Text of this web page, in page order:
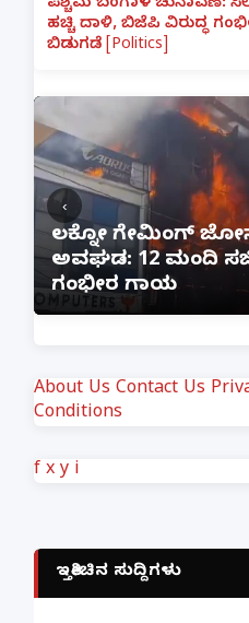
ಪಶ್ಚಿಮ ಬಂಗಾಳ ಚುನಾವಣೆ:
ಹಚ್ಚಿ ದಾಳಿ, ಬಿಜೆಪಿ ವಿರುದ್ಧ
ಬಿಡುಗಡೆ [Politics]
ಲಕ್ನೋ ಗೇಮಿಂಗ್
ಅವಘಡ: 12 ಮಂದಿ
ಗಂಭೀರ ಗಾಯ
‹
About Us Contact Us
Conditions
f x y i
ಇತ್ತೀಚಿನ ಸುದ್ದಿಗಳು